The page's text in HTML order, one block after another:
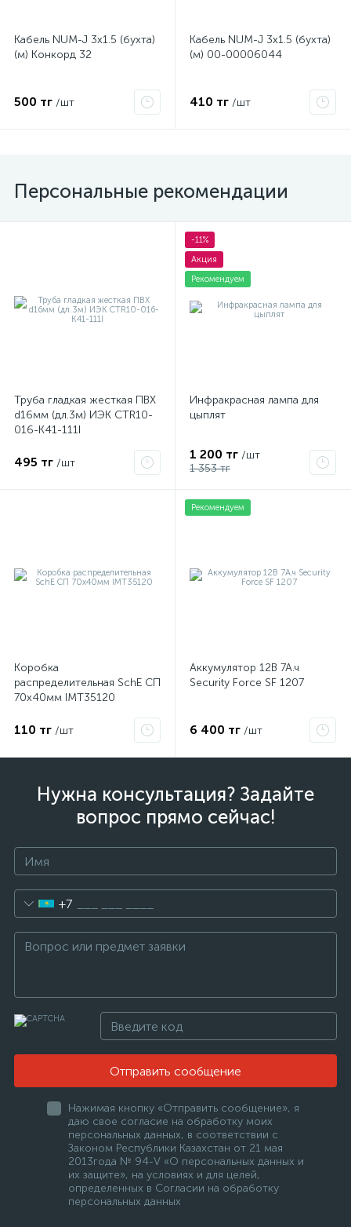
Кабель NUM-J 3х1.5 (бухта)
(м) Конкорд 32
500 тг /шт
Кабель NUM-J 3х1.5 (бухта)
(м) 00-00006044
410 тг /шт
Персональные рекомендации
Труба гладкая жесткая ПВХ
d16мм (дл.3м) ИЭК CTR10-
016-K41-111I
495 тг /шт
-11%
Акция
Рекомендуем
Инфракрасная лампа для
цыплят
1 200 тг /шт
1 353 тг
Коробка
распределительная SchE СП
70х40мм IMT35120
110 тг /шт
Рекомендуем
Аккумулятор 12В 7А.ч
Security Force SF 1207
6 400 тг /шт
Нужна консультация? Задайте
вопрос прямо сейчас!
+7
Отправить сообщение
Нажимая кнопку «Отправить сообщение», я
даю свое согласие на обработку моих
персональных данных, в соответствии с
Законом Республики Казахстан от 21 мая
2013года № 94-V «О персональных данных и
их защите», на условиях и для целей,
определенных в Согласии на обработку
персональных данных